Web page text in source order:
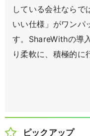
ピックアップ
している会社ならで
いい仕様」がワンパ
す。ShareWithの導
り柔軟に、積極的に